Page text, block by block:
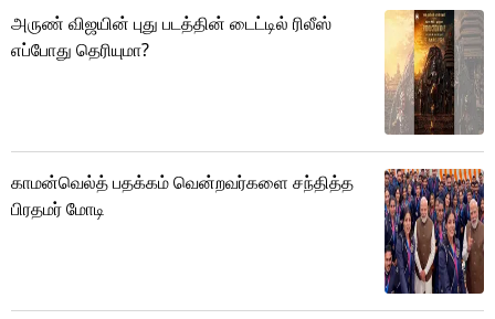
அருண் விஜயின் புது படத்தின் டைட்டில் ரிலீஸ்
எப்போது தெரியுமா?
காமன்வெல்த் பதக்கம் வென்றவர்களை சந்தித்த
பிரதமர் மோடி